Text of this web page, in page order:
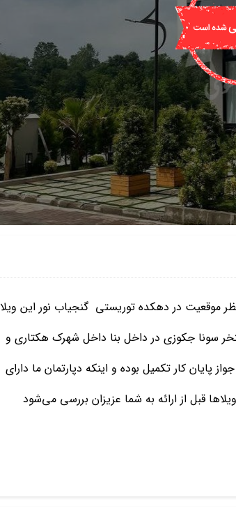
موقعیت در دهکده توریستی گنجیاب نور این ویلا
بهمراه استخر سونا جکوزی در داخل بنا داخل شهرک هکتاری و
پایان کار تکمیل بوده و اینکه دپارتمان ما دارای
قبل از ارائه به شما عزیزان بررسی می‌شود